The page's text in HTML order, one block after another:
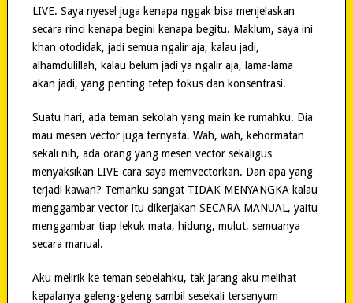
LIVE. Saya nyesel juga kenapa nggak bisa menjelaskan
secara rinci kenapa begini kenapa begitu. Maklum, saya ini
khan otodidak, jadi semua ngalir aja, kalau jadi,
alhamdulillah, kalau belum jadi ya ngalir aja, lama-lama
akan jadi, yang penting tetep fokus dan konsentrasi.
Suatu hari, ada teman sekolah yang main ke rumahku. Dia
mau mesen vector juga ternyata. Wah, wah, kehormatan
sekali nih, ada orang yang mesen vector sekaligus
menyaksikan LIVE cara saya memvectorkan. Dan apa yang
terjadi kawan? Temanku sangat TIDAK MENYANGKA kalau
menggambar vector itu dikerjakan SECARA MANUAL, yaitu
menggambar tiap lekuk mata, hidung, mulut, semuanya
secara manual.
Aku melirik ke teman sebelahku, tak jarang aku melihat
kepalanya geleng-geleng sambil sesekali tersenyum